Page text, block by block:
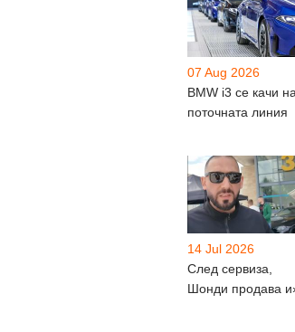
07 Aug 2026
BMW i3 се качи на
поточната линия
14 Jul 2026
След сервиза,
Шонди продава